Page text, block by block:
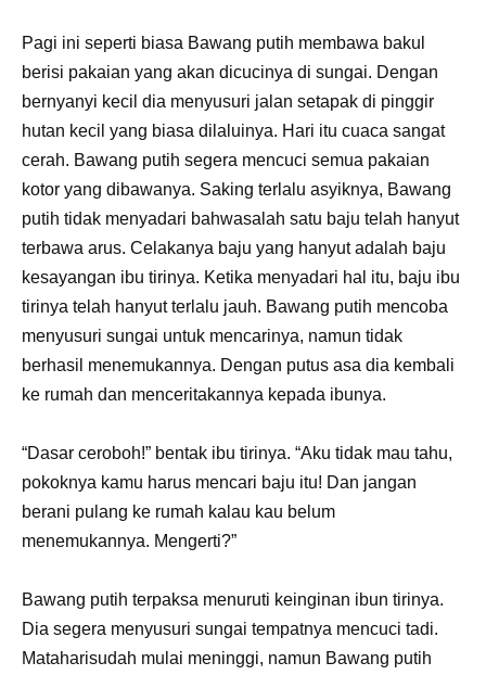
Pagi ini seperti biasa Bawang putih membawa bakul
berisi pakaian yang akan dicucinya di sungai. Dengan
bernyanyi kecil dia menyusuri jalan setapak di pinggir
hutan kecil yang biasa dilaluinya. Hari itu cuaca sangat
cerah. Bawang putih segera mencuci semua pakaian
kotor yang dibawanya. Saking terlalu asyiknya, Bawang
putih tidak menyadari bahwasalah satu baju telah hanyut
terbawa arus. Celakanya baju yang hanyut adalah baju
kesayangan ibu tirinya. Ketika menyadari hal itu, baju ibu
tirinya telah hanyut terlalu jauh. Bawang putih mencoba
menyusuri sungai untuk mencarinya, namun tidak
berhasil menemukannya. Dengan putus asa dia kembali
ke rumah dan menceritakannya kepada ibunya.
“Dasar ceroboh!” bentak ibu tirinya. “Aku tidak mau tahu,
pokoknya kamu harus mencari baju itu! Dan jangan
berani pulang ke rumah kalau kau belum
menemukannya. Mengerti?”
Bawang putih terpaksa menuruti keinginan ibun tirinya.
Dia segera menyusuri sungai tempatnya mencuci tadi.
Mataharisudah mulai meninggi, namun Bawang putih